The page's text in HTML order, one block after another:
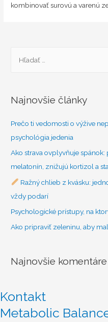
kombinovať surovú a varenú
d
ť
:
Najnovšie články
Prečo ti vedomosti o výžive
psychológia jedenia
Ako strava ovplyvňuje
melatonín, znižujú kortizol a
Ražný chlieb z kvásku:
vždy podarí
Psychologické prístupy, na
Ako pripraviť zeleninu, aby
Najnovšie komentáre
Kontakt
Metabolic